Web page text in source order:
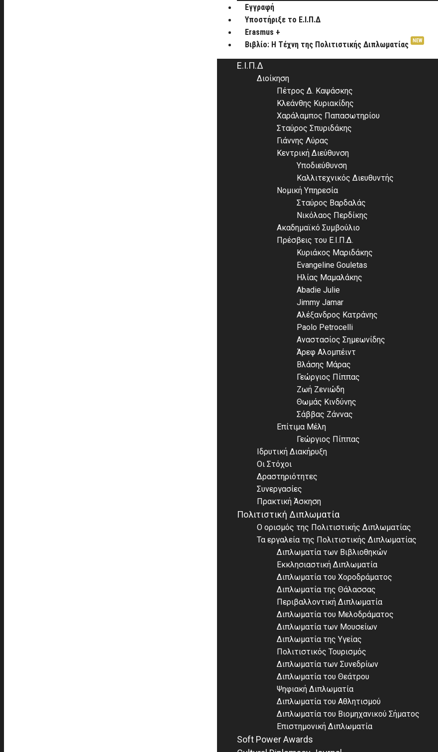
Εγγραφή
Υποστήριξε το Ε.Ι.Π.Δ
Erasmus +
Βιβλίο: Η Τέχνη της Πολιτιστικής Διπλωματίας
NEW
Ε.Ι.Π.Δ
Διοίκηση
Πέτρος Δ. Καψάσκης
Κλεάνθης Κυριακίδης
Χαράλαμπος Παπασωτηρίου
Σταύρος Σπυριδάκης
Γιάννης Λύρας
Κεντρική Διεύθυνση
Υποδιεύθυνση
Καλλιτεχνικός Διευθυντής
Νομική Υπηρεσία
Σταύρος Βαρδαλάς
Νικόλαος Περδίκης
Ακαδημαϊκό Συμβούλιο
Πρέσβεις του Ε.Ι.Π.Δ.
Κυριάκος Μαριδάκης
Evangeline Gouletas
Ηλίας Μαμαλάκης
Abadie Julie
Jimmy Jamar
Αλέξανδρος Κατράνης
Paolo Petrocelli
Αναστασίος Σημεωνίδης
Άρεφ Αλομπέιντ
Βλάσης Μάρας
Γεώργιος Πίππας
Ζωή Ζενιώδη
Θωμάς Κινδύνης
Σάββας Ζάννας
Επίτιμα Μέλη
Γεώργιος Πίππας
Ιδρυτική Διακήρυξη
Οι Στόχοι
Δραστηριότητες
Συνεργασίες
Πρακτική Άσκηση
Πολιτιστική Διπλωματία
Ο ορισμός της Πολιτιστικής Διπλωματίας
Τα εργαλεία της Πολιτιστικής Διπλωματίας
Διπλωματία των Βιβλιοθηκών
Εκκλησιαστική Διπλωματία
Διπλωματία του Χοροδράματος
Διπλωματία της Θάλασσας
Περιβαλλοντική Διπλωματία
Διπλωματία του Μελοδράματος
Διπλωματία των Μουσείων
Διπλωματία της Υγείας
Πολιτιστικός Τουρισμός
Διπλωματία των Συνεδρίων
Διπλωματία του Θεάτρου
Ψηφιακή Διπλωματία
Διπλωματία του Αθλητισμού
Διπλωματία του Βιομηχανικού Σήματος
Επιστημονική Διπλωματία
Soft Power Awards